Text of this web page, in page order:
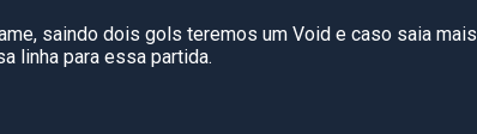
saindo dois gols teremos um Void e caso saia mais
linha para essa partida.